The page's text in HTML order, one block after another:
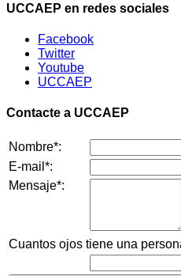
UCCAEP en redes sociales
Facebook
Twitter
Youtube
UCCAEP
Contacte a UCCAEP
Nombre*:
E-mail*:
Mensaje*:
Cuantos ojos tiene una